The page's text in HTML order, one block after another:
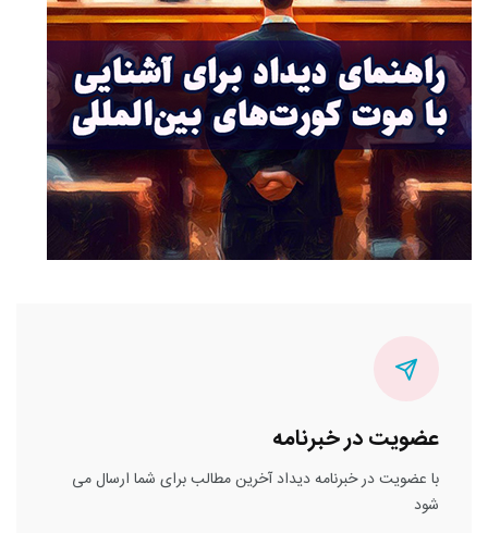
عضویت در خبرنامه
با عضویت در خبرنامه دیداد آخرین مطالب برای شما ارسال می
شود